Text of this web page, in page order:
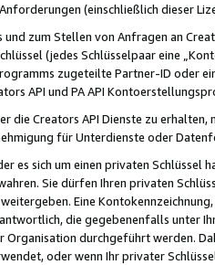
(einschließlich dieser
zum Stellen von Anfragen an
(jedes Schlüsselpaar eine
zugeteilte Partner-ID oder
API und PA API
die Creators API Dienste zu
für Unterdienste oder
es sich um einen privaten
Sie dürfen Ihren privaten
Eine
die gegebenenfalls unter
Organisation durchgeführt werden.
oder wenn Ihr privater